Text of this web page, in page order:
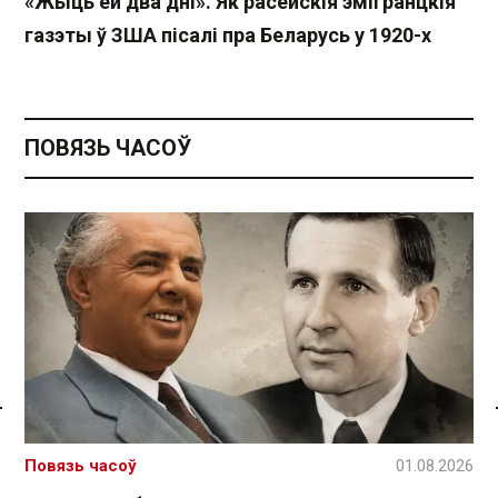
Спасылка без VPN
газэты ў ЗША пісалі пра Беларусь у 1920-х
ПОВЯЗЬ ЧАСОЎ
Повязь часоў 01.08.2026